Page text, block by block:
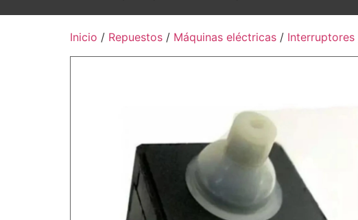
Inicio / Repuestos / Máquinas eléctricas / Interruptores